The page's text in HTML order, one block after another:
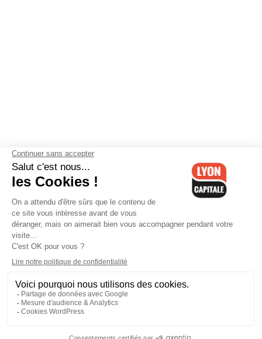
Contactez-nous-Mentions légales-CGV-Politique de
confidentialité-Gestion des cookies